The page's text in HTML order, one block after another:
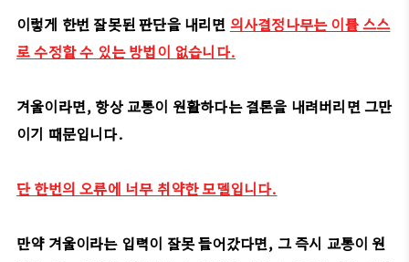
이렇게 한번 잘못된 판단을 내리면 의사결정나무는 이를 스스
로 수정할 수 있는 방법이 없습니다.
겨울이라면, 항상 교통이 원활하다는 결론을 내려버리면 그만
이기 때문입니다.
단 한번의 오류에 너무 취약한 모델입니다.
만약 겨울이라는 입력이 잘못 들어갔다면, 그 즉시 교통이 원